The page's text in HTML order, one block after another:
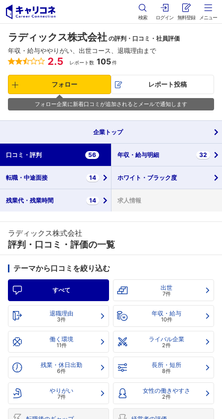
検索 ログイン 無料登録 メニュー
ラディックス株式会社 の評判・口コミ・社員評価
年収・給与ややりがい、出世コース、退職理由まで
2.5 レポート数 105件
フォロー レポート投稿
フォロー企業に新着口コミが追加されるとメールで通知します
企業 トップ
口コミ・ 評判 56 年収・ 給与明細 32
転職・ 中途面接 14 ホワイト・ ブラック度
残業代・ 残業時間 14 求人情報
ラディックス株式会社
評判・口コミ・評価の一覧
テーマから口コミを絞り込む
すべて 出世
7件
退職理由
3件
年収・給与
10件
働く環境
11件
ライバル企業
2件
残業・休日出勤
6件
長所・短所
8件
やりがい
7件
女性の働きやすさ
2件